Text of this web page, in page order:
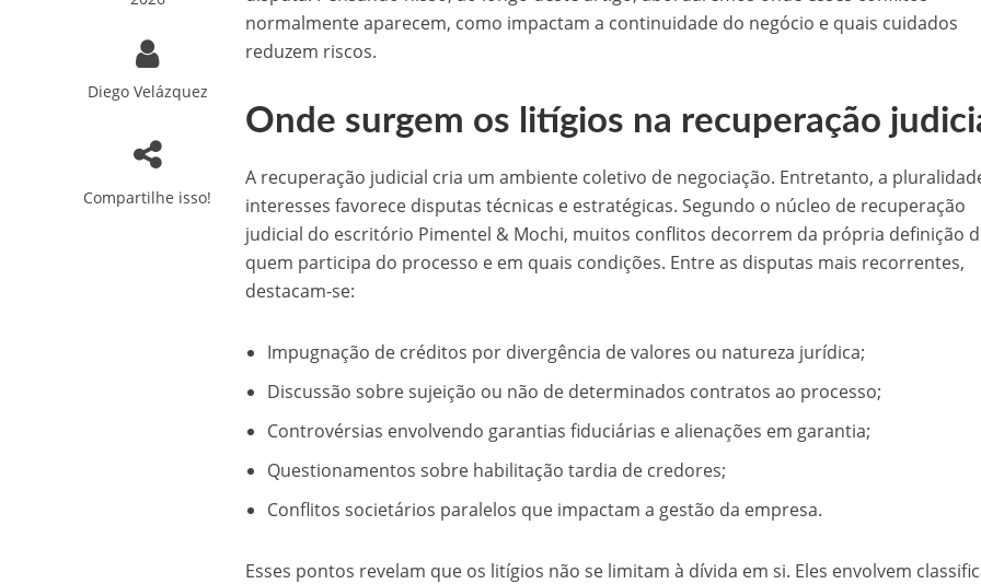
Diego Velázquez
Compartilhe isso!
normalmente aparecem, como impactam a continuidade do negócio e quais cuidados
reduzem riscos.
Onde surgem os litígios na recuperação
A recuperação judicial cria um ambiente coletivo de negociação. Entretanto, a
interesses favorece disputas técnicas e estratégicas. Segundo o núcleo de recuperação
judicial do escritório Pimentel & Mochi, muitos conflitos decorrem da própria definição
quem participa do processo e em quais condições. Entre as disputas mais recorrentes,
destacam-se:
Impugnação de créditos por divergência de valores ou natureza jurídica;
Discussão sobre sujeição ou não de determinados contratos ao processo;
Controvérsias envolvendo garantias fiduciárias e alienações em garantia;
Questionamentos sobre habilitação tardia de credores;
Conflitos societários paralelos que impactam a gestão da empresa.
Esses pontos revelam que os litígios não se limitam à dívida em si. Eles envolvem